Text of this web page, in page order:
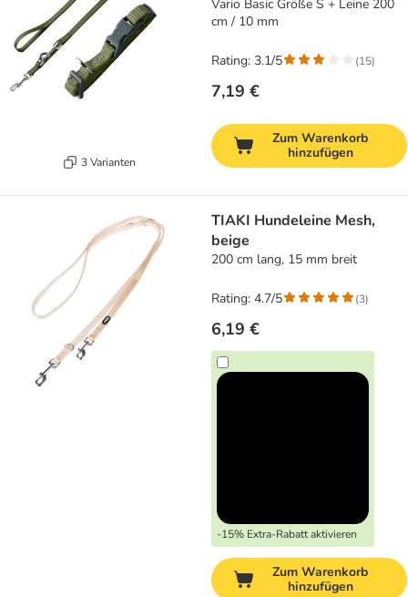
3 Varianten
Vario Basic Größe S + Leine 200
cm / 10 mm
7,19 €
Rating: 3.1/5 (15)
Zum Warenkorb
hinzufügen
TIAKI Hundeleine Mesh,
beige
200 cm lang, 15 mm breit
6,19 €
-15% Extra-Rabatt aktivieren
Rating: 4.7/5 (3)
Zum Warenkorb
hinzufügen